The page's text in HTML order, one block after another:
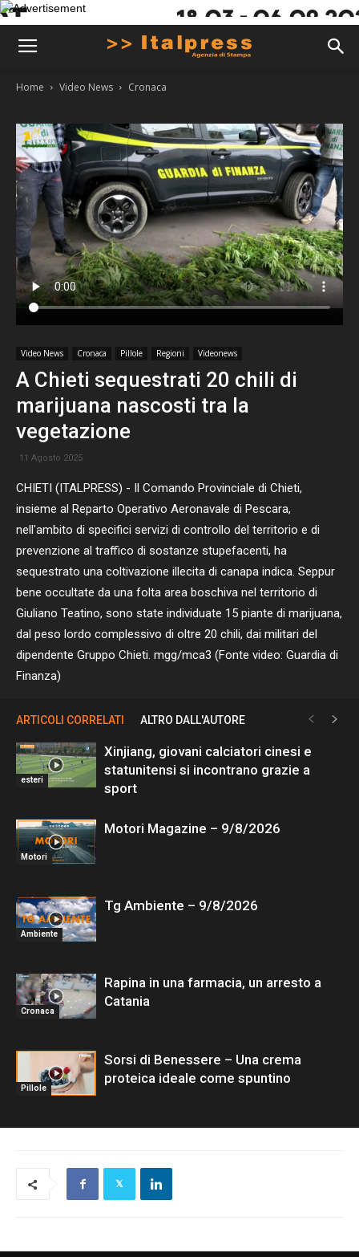
Home Video News Cronaca
Video News Cronaca Pillole Regioni Videonews
A Chieti sequestrati 20 chili di
marijuana nascosti tra la
vegetazione
11 Agosto 2025
CHIETI (ITALPRESS) - Il Comando Provinciale di Chieti,
insieme al Reparto Operativo Aeronavale di Pescara,
nell'ambito di specifici servizi di controllo del territorio e di
prevenzione al traffico di sostanze stupefacenti, ha
sequestrato una coltivazione illecita di canapa indica. Seppur
bene occultate da una folta area boschiva nel territorio di
Giuliano Teatino, sono state individuate 15 piante di marijuana,
dal peso lordo complessivo di oltre 20 chili, dai militari del
dipendente Gruppo Chieti. mgg/mca3 (Fonte video: Guardia di
Finanza)
ARTICOLI CORRELATI ALTRO DALL'AUTORE
esteri
Xinjiang, giovani calciatori cinesi e
statunitensi si incontrano grazie a
sport
Motori
Motori Magazine – 9/8/2026
Ambiente
Tg Ambiente – 9/8/2026
Cronaca
Rapina in una farmacia, un arresto a
Catania
Pillole
Sorsi di Benessere – Una crema
proteica ideale come spuntino